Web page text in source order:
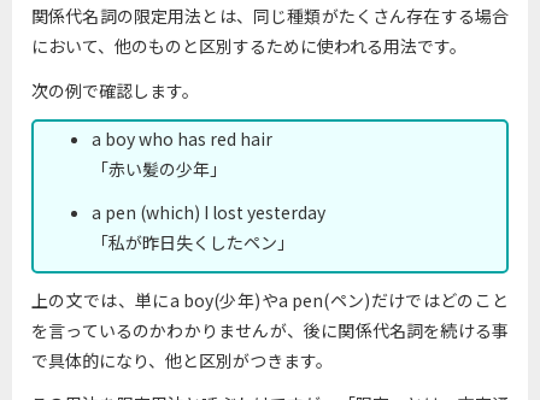
関係代名詞の限定用法とは、同じ種類がたくさん存在する場合
において、他のものと区別するために使われる用法です。
次の例で確認します。
a boy who has red hair
「赤い髪の少年」
a pen (which) I lost yesterday
「私が昨日失くしたペン」
上の文では、単にa boy(少年)やa pen(ペン)だけではどのこと
を言っているのかわかりませんが、後に関係代名詞を続ける事
で具体的になり、他と区別がつきます。